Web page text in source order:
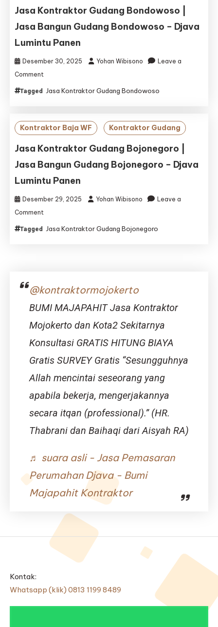
Gudang
–
Lumintu
Panen
Jasa Kontraktor Gudang Bondowoso |
Jasa Bangun Gudang Bondowoso – Djava
Lumintu Panen
Desember 30, 2025 Yohan Wibisono
Leave a
Comment
Kontraktor
|
Jasa
Gudang
Bondowoso
Djava
Tagged Jasa Kontraktor Gudang Bondowoso
Kontraktor Baja WF Kontraktor Gudang
Jasa Kontraktor Gudang Bojonegoro |
Jasa Bangun Gudang Bojonegoro – Djava
Lumintu Panen
Desember 29, 2025 Yohan Wibisono
Leave a
Comment
Kontraktor
Gudang
–
Djava
Panen
Tagged Jasa Kontraktor Gudang Bojonegoro
@kontraktormojokerto
BUMI MAJAPAHIT Jasa Kontraktor
Mojokerto dan Kota2 Sekitarnya
Konsultasi GRATIS HITUNG BIAYA
Gratis SURVEY Gratis “Sesungguhnya
Allah mencintai seseorang yang
apabila bekerja, mengerjakannya
secara itqan (professional).” (HR.
Thabrani dan Baihaqi dari Aisyah RA)
♬ suara asli - Jasa Pemasaran
Perumahan Djava - Bumi
Majapahit Kontraktor
Kontak:
Whatsapp (klik) 0813 1199 8489